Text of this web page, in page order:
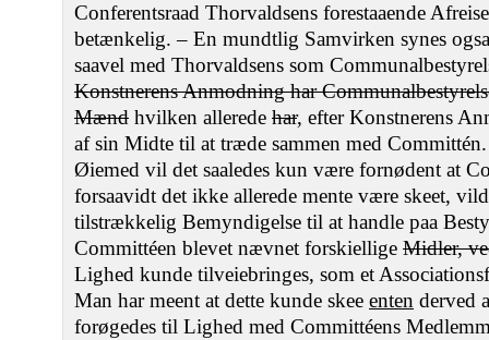
Conferentsraad Thorvaldsens forestaaende
betænkelig. – En mundtlig Samvirken synes
saavel med Thorvaldsens som
Konstnerens Anmodning har
Mænd hvilken allerede har, efter Konstnerens
af sin Midte til at træde sammen med
Øiemed vil det saaledes kun være fornødent at
forsaavidt det ikke allerede mente være skeet,
tilstrækkelig Bemyndigelse til at handle paa
Committéen blevet nævnet forskiellige Midler,
Lighed kunde tilveiebringes, som et
Man har meent at dette kunde skee enten derved
forøgedes til Lighed med Committéens